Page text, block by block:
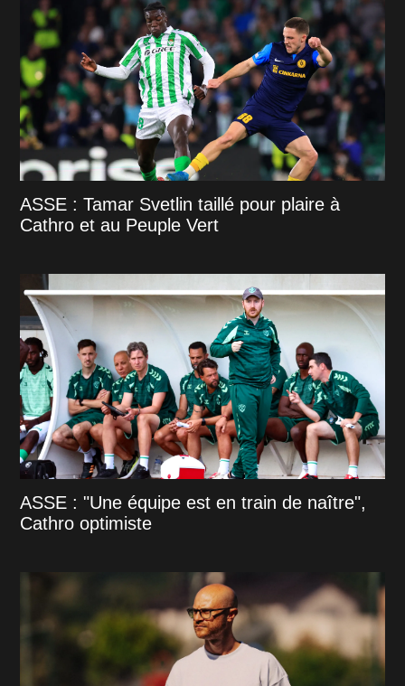
ASSE : Tamar Svetlin taillé pour plaire à
Cathro et au Peuple Vert
ASSE : "Une équipe est en train de naître",
Cathro optimiste